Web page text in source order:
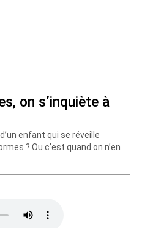
on s’inquiète à
enfant qui se réveille
? Ou c’est quand on n’en